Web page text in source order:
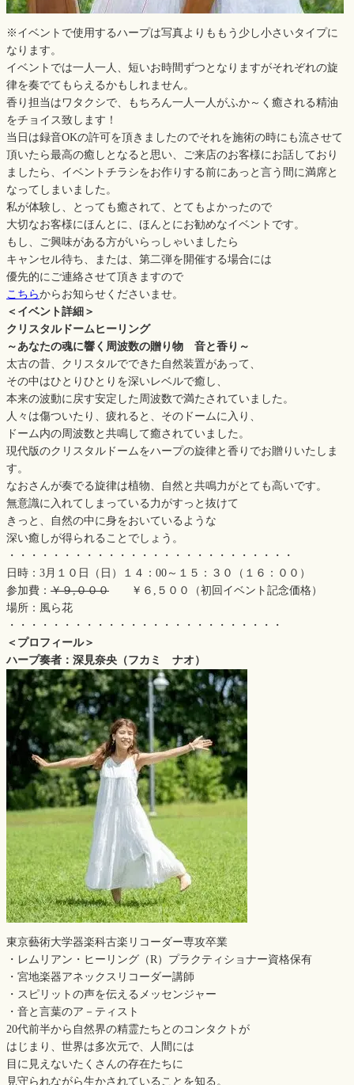
※イベントで使用するハープは写真よりももう少し小さいタイプに
なります。
イベントでは一人一人、短いお時間ずつとなりますがそれぞれの旋
律を奏でてもらえるかもしれません。
香り担当はワタクシで、もちろん一人一人がふか～く癒される精油
をチョイス致します！
当日は録音OKの許可を頂きましたのでそれを施術の時にも流させて
頂いたら最高の癒しとなると思い、ご来店のお客様にお話しており
ましたら、イベントチラシをお作りする前にあっと言う間に満席と
なってしまいました。
私が体験し、とっても癒されて、とてもよかったので
大切なお客様にほんとに、ほんとにお勧めなイベントです。
もし、ご興味がある方がいらっしゃいましたら
キャンセル待ち、または、第二弾を開催する場合には
優先的にご連絡させて頂きますので
こちらからお知らせくださいませ。
＜イベント詳細＞
クリスタルドームヒーリング
～あなたの魂に響く周波数の贈り物 音と香り～
太古の昔、クリスタルでできた自然装置があって、
その中はひとりひとりを深いレベルで癒し、
本来の波動に戻す安定した周波数で満たされていました。
人々は傷ついたり、疲れると、そのドームに入り、
ドーム内の周波数と共鳴して癒されていました。
現代版のクリスタルドームをハープの旋律と香りでお贈りいたしま
す。
なおさんが奏でる旋律は植物、自然と共鳴力がとても高いです。
無意識に入れてしまっている力がすっと抜けて
きっと、自然の中に身をおいているような
深い癒しが得られることでしょう。
・・・・・・・・・・・・・・・・・・・・・・・・・・
日時：3月１０日（日）１４：00～１５：３０（１６：００）
参加費： ￥９,０００ ￥６,５００（初回イベント記念価格）
場所：風ら花
・・・・・・・・・・・・・・・・・・・・・・・・・
＜プロフィール＞
ハープ奏者：深見奈央（フカミ ナオ）
東京藝術大学器楽科古楽リコーダー専攻卒業
・レムリアン・ヒーリング（R）プラクティショナー資格保有
・宮地楽器アネックスリコーダー講師
・スピリットの声を伝えるメッセンジャー
・音と言葉のア－ティスト
20代前半から自然界の精霊たちとのコンタクトが
はじまり、世界は多次元で、人間には
目に見えないたくさんの存在たちに
見守られながら生かされていることを知る。